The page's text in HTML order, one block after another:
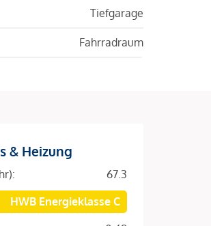
Tiefgarage
Fahrradraum
& Heizung
67.3
HWB Energieklasse C